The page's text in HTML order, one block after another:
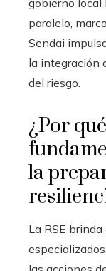
gobierno local
paralelo,
Sendai
la integración
del riesgo.
¿Por
la
La RSE